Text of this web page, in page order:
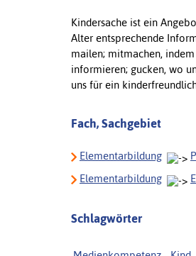
Kindersache ist ein
Alter entsprechende
mailen; mitmachen,
informieren; gucken, wo
uns für ein
Fach, Sachgebiet
Elementarbildung
Elementarbildung
Schlagwörter